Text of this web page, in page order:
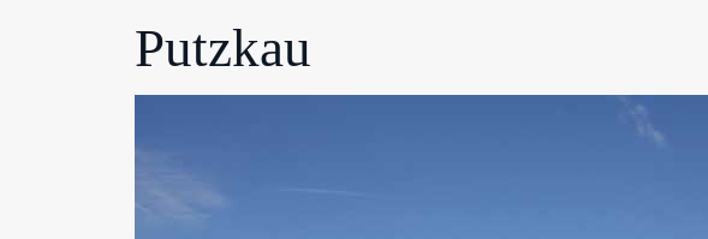
Putzkau